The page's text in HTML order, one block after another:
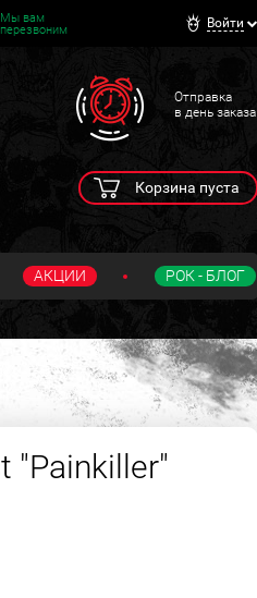
Мы вам
перезвоним
Войти
Отправка
в день заказа
Корзина пуста
АКЦИИ РОК - БЛОГ
"Painkiller"